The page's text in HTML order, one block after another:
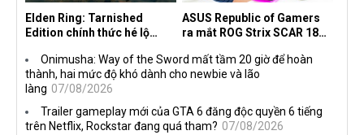
Elden Ring: Tarnished
Edition chính thức hé lộ
ASUS Republic of Gamers
ra mắt ROG Strix SCAR 18
Onimusha: Way of the Sword mất tầm 20 giờ để hoàn
thành, hai mức độ khó dành cho newbie và lão
làng 07/08/2026
Trailer gameplay mới của GTA 6 đăng độc quyền 6 tiếng
trên Netflix, Rockstar đang quá tham? 07/08/2026